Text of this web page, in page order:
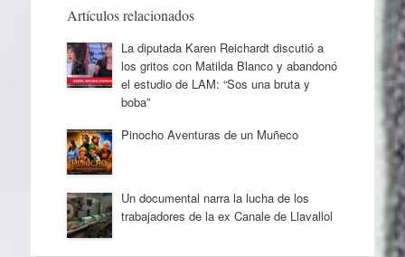
Artículos relacionados
La diputada Karen Reichardt discutió a
los gritos con Matilda Blanco y abandonó
el estudio de LAM: “Sos una bruta y
boba”
Pinocho Aventuras de un Muñeco
Un documental narra la lucha de los
trabajadores de la ex Canale de Llavallol